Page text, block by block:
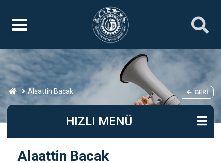
Alaattin Bacak GERI
HIZLI MENÜ
Alaattin Bacak